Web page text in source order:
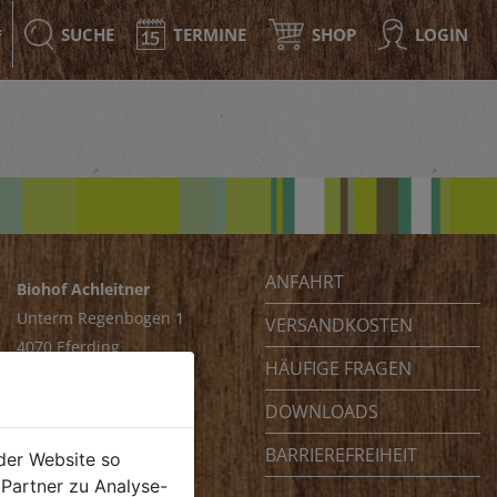
SUCHE TERMINE SHOP LOGIN
Biohof Achleitner
Unterm Regenbogen 1
4070 Eferding
ANFAHRT
VERSANDKOSTEN
HÄUFIGE FRAGEN
DOWNLOADS
BARRIEREFREIHEIT
Website so
zu Analyse-